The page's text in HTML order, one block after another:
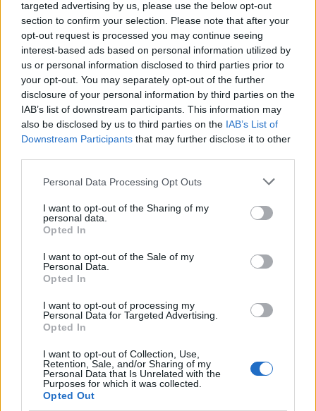
targeted advertising by us, please use the below opt-out
section to confirm your selection. Please note that after your
opt-out request is processed you may continue seeing
interest-based ads based on personal information utilized by
us or personal information disclosed to third parties prior to
your opt-out. You may separately opt-out of the further
disclosure of your personal information by third parties on the
IAB’s list of downstream participants. This information may
also be disclosed by us to third parties on the IAB’s List of
Downstream Participants that may further disclose it to other
Please note that this website/app uses one or more Google
not limited to your visit or usage behaviour. You may click to
grant or deny consent to Google and its third-party tags to
use your data for below specified purposes in below Google
consent section.
Personal Data Processing Opt Outs
I want to opt-out of the Sharing of my
personal data.
Opted In
I want to opt-out of the Sale of my
Personal Data.
Opted In
I want to opt-out of processing my
Personal Data for Targeted Advertising.
Opted In
I want to opt-out of Collection, Use,
Retention, Sale, and/or Sharing of my
Personal Data that Is Unrelated with the
Purposes for which it was collected.
Opted Out
progettazione dei pneumatici di serie. La
riaffermazione del ruolo fino al 2028 inserisce il
costruttore in un percorso che bilancia sviluppo
sportivo e obiettivi industriali, mantenendo un
punto di riferimento unico per le caratteristiche
delle gomme impiegate nel Mondiale.
Ilaria Mauri
Ilaria Mauri, bolognese, decise di seguire il
giornalismo sportivo dopo una notte al
coordina le pagine di competizioni e
commenti. In redazione predilige reportage
sul campo e conserva il biglietto di quella
partita come prova della svolta.